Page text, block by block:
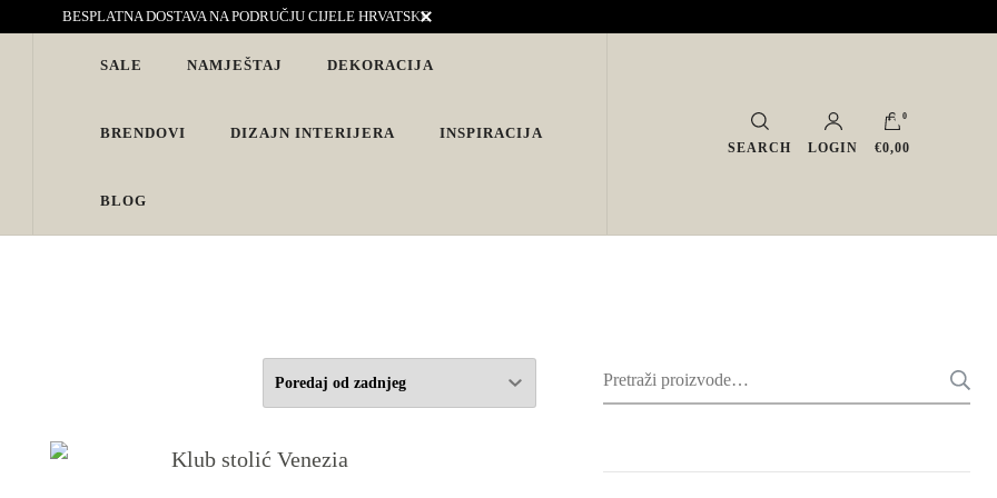
BESPLATNA DOSTAVA NA PODRUČJU CIJELE HRVATSKE
Interijeri s karakterom
SALE NAMJEŠTAJ DEKORACIJA
BRENDOVI DIZAJN INTERIJERA INSPIRACIJA
BLOG
SEARCH LOGIN
0
€0,00
Pretraži: